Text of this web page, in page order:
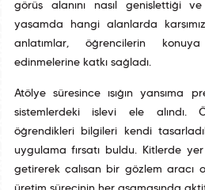
görüş alanını nasıl genişlettiği
yaşamda hangi alanlarda
anlatımlar, öğrencilerin
edinmelerine katkı sağladı.
Atölye süresince ışığın yansıma
sistemlerdeki işlevi ele alındı.
öğrendikleri bilgileri kendi
uygulama fırsatı buldu. Kitlerde
getirerek çalışan bir gözlem aracı